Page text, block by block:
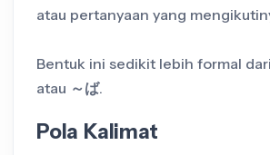
atau pertanyaan yang
Bentuk ini sedikit lebih formal
atau ～ば.
Pola Kalimat